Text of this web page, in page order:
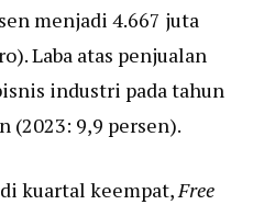
menjadi 4.667 juta
Laba atas penjualan
industri pada tahun
(2023: 9,9 persen).
kuartal keempat,Free